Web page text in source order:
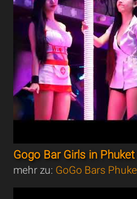
Gogo Bar Girls in Phuket
mehr zu: GoGo Bars